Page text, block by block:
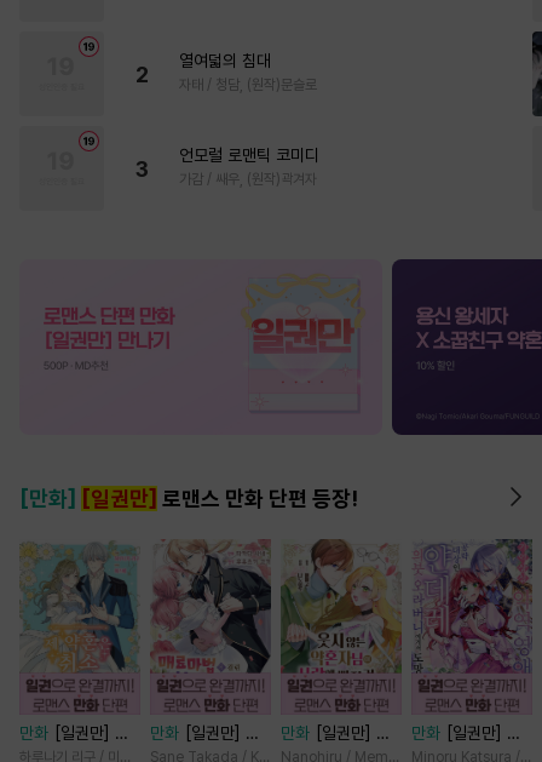
2
열여덟의 침대
자태 / 청담, (원작)문슬로
3
언모럴 로맨틱 코미디
가감 / 쌔우, (원작)곽겨자
[만화] [일권만] 로맨스 만화 단편 등장!
만화
[일권만] 제
약혼은 취소되었습
하루나기 리구 / 미즈메
만화
[일권만] 매
료 마법에 걸린 척
Sane Takada / Koki Fuyutsuki
만화
[일권만] 웃
지 않는 약혼자님
Nanohiru / Memeko
만화
[일권만] 기
억상실 악역 영애
Minoru Katsura /